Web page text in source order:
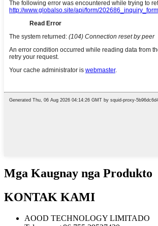
Mga Kaugnay nga Produkto
KONTAK KAMI
AOOD TECHNOLOGY LIMITADO